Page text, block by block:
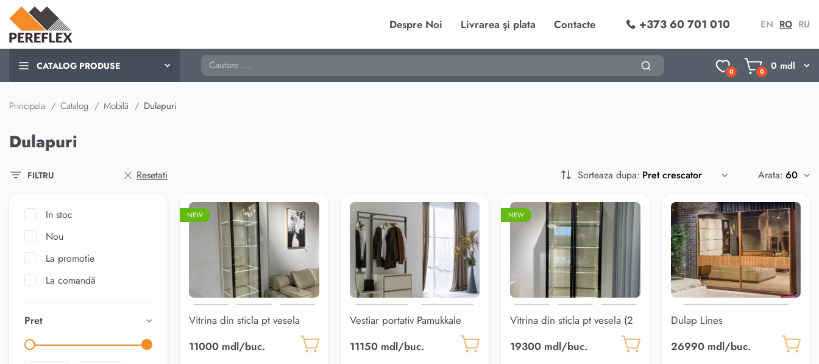
Despre Noi Livrarea şi plata Contacte +373 60 701 010 EN RO RU
CATALOG PRODUSE Cautare
0 0 0 mdl
Principala Catalog Mobilă Dulapuri
Dulapuri
FILTRU Resetati Sorteaza dupa: Arata:
In stoc
Nou
La promotie
La comandă
Pret
NEW
Vitrina din sticla pt vesela
11000 mdl/buc.
Vestiar portativ Pamukkale
11150 mdl/buc.
NEW
Vitrina din sticla pt vesela (2
19300 mdl/buc.
Dulap Lines
26990 mdl/buc.